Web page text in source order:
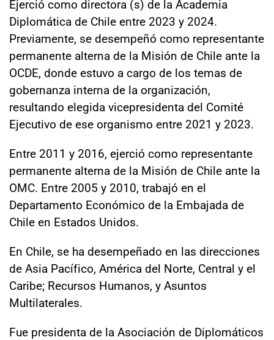
Ejerció como directora (s) de la Academia
Diplomática de Chile entre 2023 y 2024.
Previamente, se desempeñó como representante
permanente alterna de la Misión de Chile ante la
OCDE, donde estuvo a cargo de los temas de
gobernanza interna de la organización,
resultando elegida vicepresidenta del Comité
Ejecutivo de ese organismo entre 2021 y 2023.
Entre 2011 y 2016, ejerció como representante
permanente alterna de la Misión de Chile ante la
OMC. Entre 2005 y 2010, trabajó en el
Departamento Económico de la Embajada de
Chile en Estados Unidos.
En Chile, se ha desempeñado en las direcciones
de Asia Pacífico, América del Norte, Central y el
Caribe; Recursos Humanos, y Asuntos
Multilaterales.
Fue presidenta de la Asociación de Diplomáticos